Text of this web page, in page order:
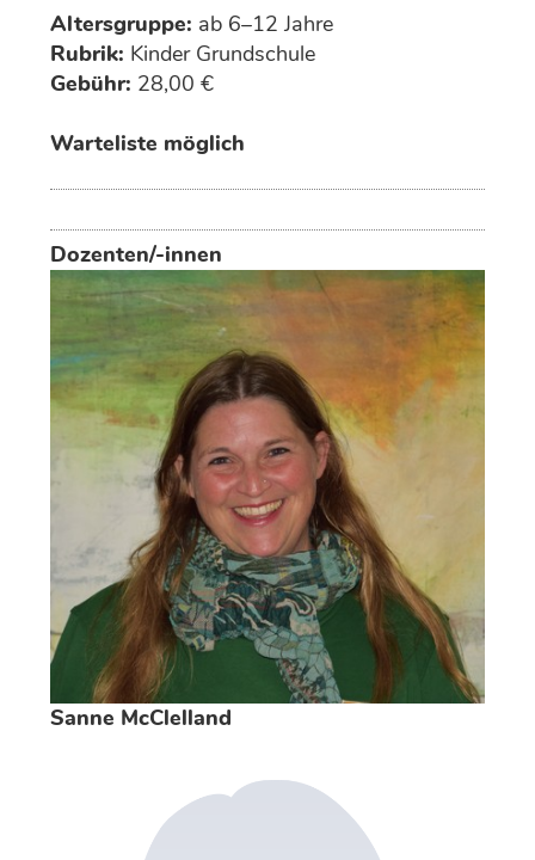
Altersgruppe: ab 6–12 Jahre
Rubrik: Kinder Grundschule
Gebühr: 28,00 €
Warteliste möglich
Dozenten/-innen
Sanne McClelland